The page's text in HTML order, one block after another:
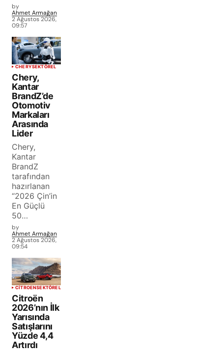
by
Ahmet Armağan
2 Ağustos 2026,
09:57
CHERYSEKTÖREL
Chery,
Kantar
BrandZ’de
Otomotiv
Markaları
Arasında
Lider
Chery,
Kantar
BrandZ
tarafından
hazırlanan
“2026 Çin’in
En Güçlü
50…
by
Ahmet Armağan
2 Ağustos 2026,
09:54
CITROENSEKTÖREL
Citroën
2026’nın İlk
Yarısında
Satışlarını
Yüzde 4,4
Artırdı